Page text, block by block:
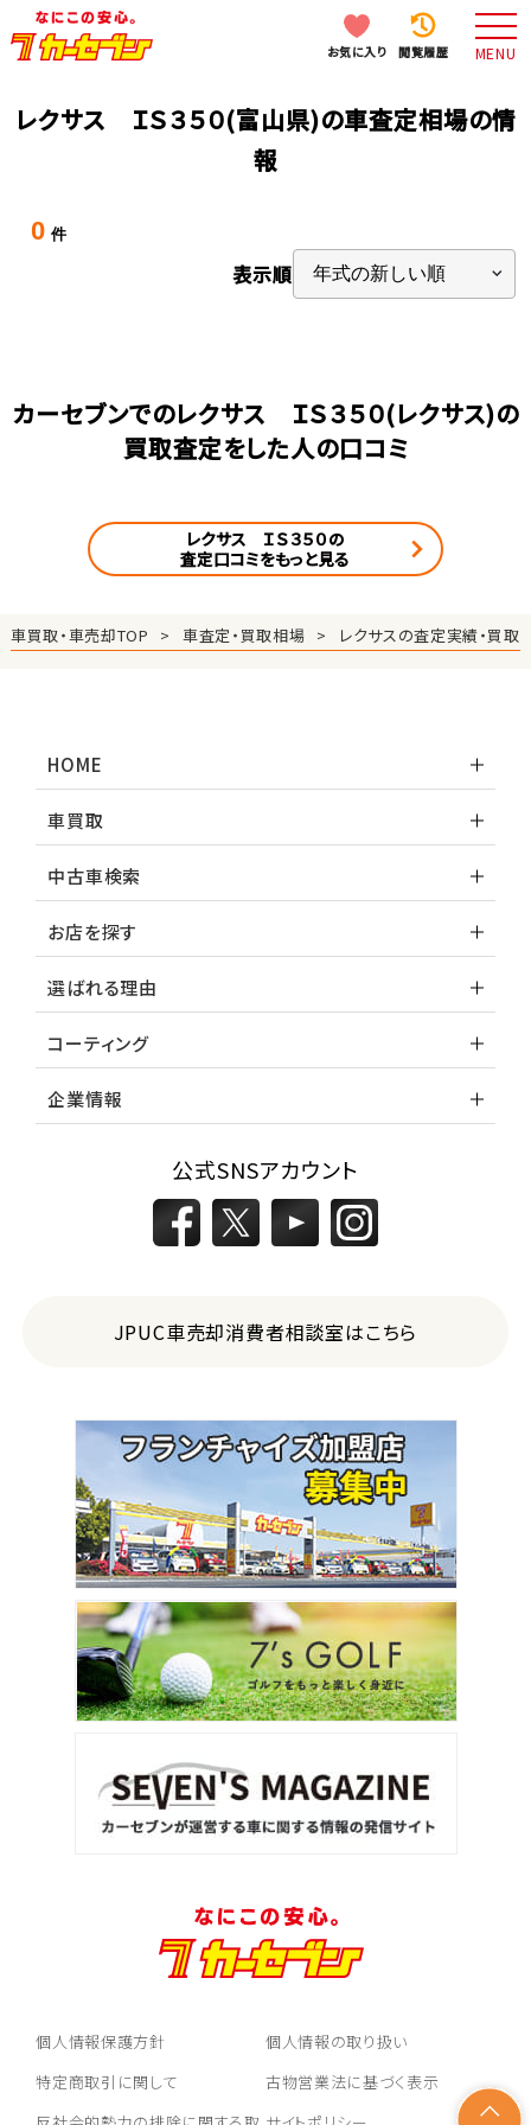
お気に入り 閲覧履歴 MENU
レクサス ＩＳ３５０(富山県)の車査定相場の情
報
0 件
表示順
カーセブンでのレクサス ＩＳ３５０(レクサス)の
買取査定をした人の口コミ
レクサス ＩＳ３５０の
査定口コミをもっと見る
車買取・車売却TOP 車査定・買取相場 レクサスの査定実績・買取
HOME
車買取
中古車検索
お店を探す
選ばれる理由
コーティング
企業情報
公式SNSアカウント
JPUC車売却消費者相談室はこちら
個人情報保護方針
個人情報の取り扱い
特定商取引に関して
古物営業法に基づく表示